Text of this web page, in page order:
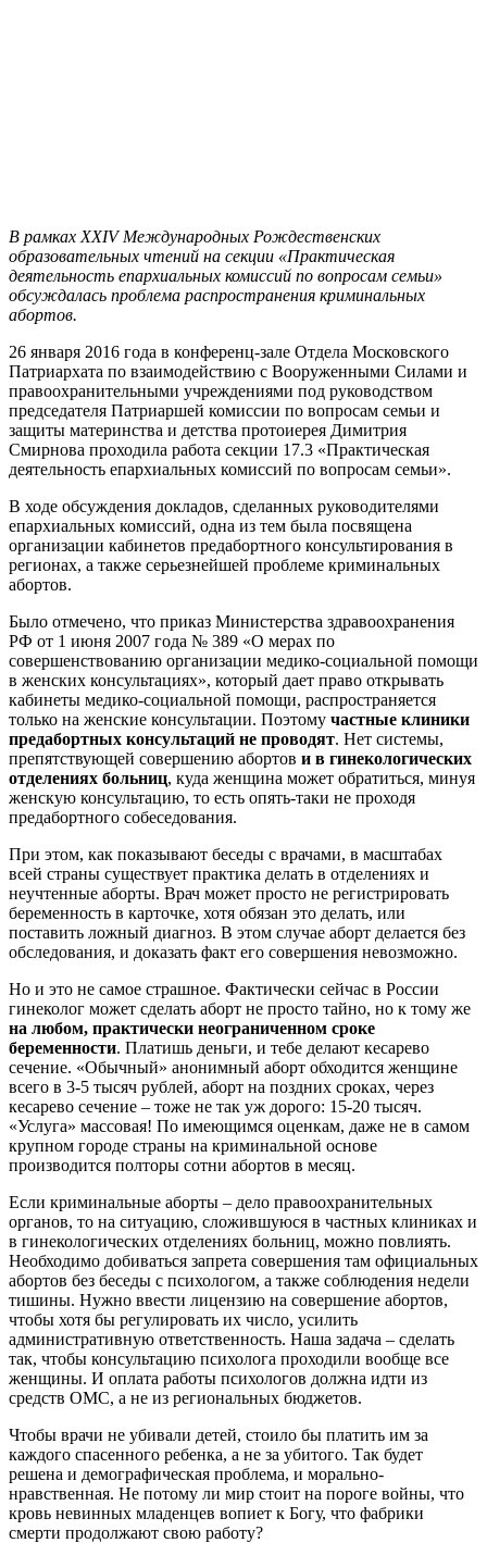
В рамках XXIV Международных Рождественских
образовательных чтений на секции «Практическая
деятельность епархиальных комиссий по вопросам семьи»
обсуждалась проблема распространения криминальных
абортов.
26 января 2016 года в конференц-зале Отдела Московского
Патриархата по взаимодействию с Вооруженными Силами и
правоохранительными учреждениями под руководством
председателя Патриаршей комиссии по вопросам семьи и
защиты материнства и детства протоиерея Димитрия
Смирнова проходила работа секции 17.3 «Практическая
деятельность епархиальных комиссий по вопросам семьи».
В ходе обсуждения докладов, сделанных руководителями
епархиальных комиссий, одна из тем была посвящена
организации кабинетов предабортного консультирования в
регионах, а также серьезнейшей проблеме криминальных
абортов.
Было отмечено, что приказ Министерства здравоохранения
РФ от 1 июня 2007 года № 389 «О мерах по
совершенствованию организации медико-социальной помощи
в женских консультациях», который дает право открывать
кабинеты медико-социальной помощи, распространяется
только на женские консультации. Поэтому частные клиники
предабортных консультаций не проводят. Нет системы,
препятствующей совершению абортов и в гинекологических
отделениях больниц, куда женщина может обратиться, минуя
женскую консультацию, то есть опять-таки не проходя
предабортного собеседования.
При этом, как показывают беседы с врачами, в масштабах
всей страны существует практика делать в отделениях и
неучтенные аборты. Врач может просто не регистрировать
беременность в карточке, хотя обязан это делать, или
поставить ложный диагноз. В этом случае аборт делается без
обследования, и доказать факт его совершения невозможно.
Но и это не самое страшное. Фактически сейчас в России
гинеколог может сделать аборт не просто тайно, но к тому же
на любом, практически неограниченном сроке
беременности. Платишь деньги, и тебе делают кесарево
сечение. «Обычный» анонимный аборт обходится женщине
всего в 3-5 тысяч рублей, аборт на поздних сроках, через
кесарево сечение – тоже не так уж дорого: 15-20 тысяч.
«Услуга» массовая! По имеющимся оценкам, даже не в самом
крупном городе страны на криминальной основе
производится полторы сотни абортов в месяц.
Если криминальные аборты – дело правоохранительных
органов, то на ситуацию, сложившуюся в частных клиниках и
в гинекологических отделениях больниц, можно повлиять.
Необходимо добиваться запрета совершения там официальных
абортов без беседы с психологом, а также соблюдения недели
тишины. Нужно ввести лицензию на совершение абортов,
чтобы хотя бы регулировать их число, усилить
административную ответственность. Наша задача – сделать
так, чтобы консультацию психолога проходили вообще все
женщины. И оплата работы психологов должна идти из
средств ОМС, а не из региональных бюджетов.
Чтобы врачи не убивали детей, стоило бы платить им за
каждого спасенного ребенка, а не за убитого. Так будет
решена и демографическая проблема, и морально-
нравственная. Не потому ли мир стоит на пороге войны, что
кровь невинных младенцев вопиет к Богу, что фабрики
смерти продолжают свою работу?